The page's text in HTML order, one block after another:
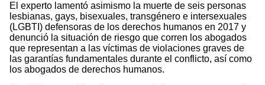
El experto lamentó asimismo la muerte de seis personas
lesbianas, gays, bisexuales, transgénero e intersexuales
(LGBTI) defensoras de los derechos humanos en 2017 y
denunció la situación de riesgo que corren los abogados
que representan a las víctimas de violaciones graves de
las garantías fundamentales durante el conflicto, así como
los abogados de derechos humanos.